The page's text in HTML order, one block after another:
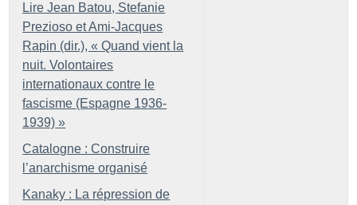
Lire Jean Batou, Stefanie
Prezioso et Ami-Jacques
Rapin (dir.), « Quand vient la
nuit. Volontaires
internationaux contre le
fascisme (Espagne 1936-
1939) »
Catalogne : Construire
l’anarchisme organisé
Kanaky : La répression de